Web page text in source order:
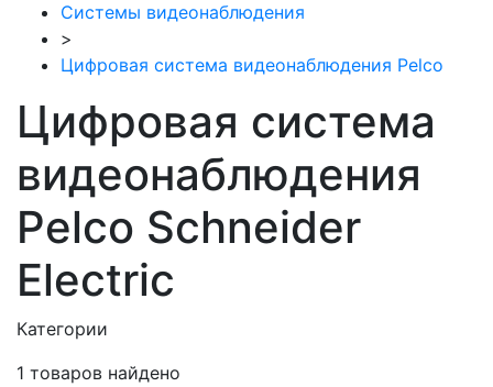
Системы видеонаблюдения
>
Цифровая система видеонаблюдения Pelco
Цифровая система
видеонаблюдения
Pelco Schneider
Electric
Категории
1 товаров найдено